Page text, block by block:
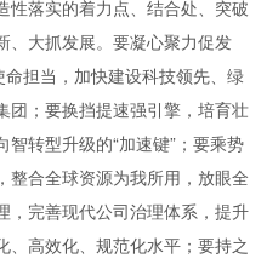
性落实的着力点、结合处、突破
、大抓发展。要凝心聚力促发
命担当，加快建设科技领先、绿
团；要换挡提速强引擎，培育壮
转型升级的“加速键”；要乘势
整合全球资源为我所用，放眼全
，完善现代公司治理体系，提升
、高效化、规范化水平；要持之